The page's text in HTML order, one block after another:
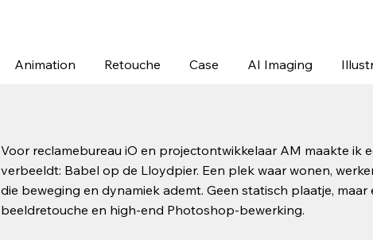
Animation Retouche Case AI Imaging
Voor reclamebureau iO en projectontwikkelaar AM maakte ik
verbeeldt: Babel op de Lloydpier. Een plek waar wonen,
die beweging en dynamiek ademt. Geen statisch plaatje,
beeldretouche en high‑end Photoshop‑bewerking.